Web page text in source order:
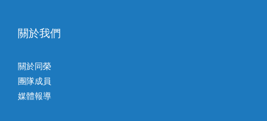
關於我們
關於同榮
團隊成員
媒體報導